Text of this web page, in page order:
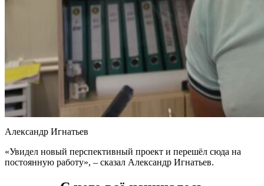
Александр Игнатьев
«Увидел новый перспективный проект и перешёл сюда на
постоянную работу», – сказал Александр Игнатьев.